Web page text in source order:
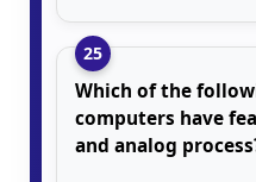
25
Which of the
computers have
and analog